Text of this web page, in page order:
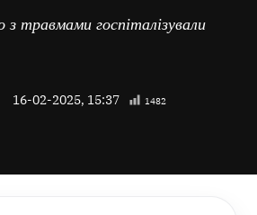
з травмами госпіталізували
16-02-2025, 15:37 1482